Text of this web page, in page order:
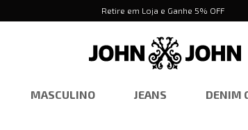
Retire em Loja e Ganhe 5% OFF
MASCULINO JEANS DENIM